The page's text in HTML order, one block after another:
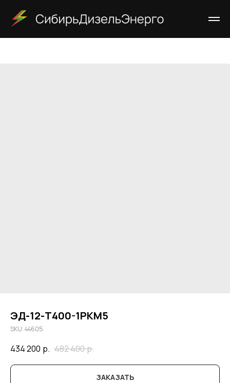
ЭД-12-Т400-1РКM5
SKU:44605
434 200 р. 482 400р.
ЗАКАЗАТЬ